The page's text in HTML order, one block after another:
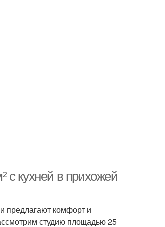
кухней в прихожей
предлагают комфорт и
студию площадью 25